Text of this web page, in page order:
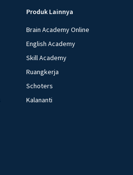
Produk Lainnya
Brain Academy Online
English Academy
Skill Academy
Ruangkerja
Schoters
Kalananti